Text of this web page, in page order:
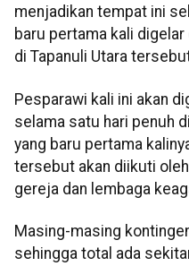
menjadikan tempat ini
baru pertama kali
di Tapanuli Utara
Pesparawi kali ini akan
selama satu hari penuh
yang baru pertama
tersebut akan diikuti
gereja dan lembaga
Masing-masing
sehingga total ada